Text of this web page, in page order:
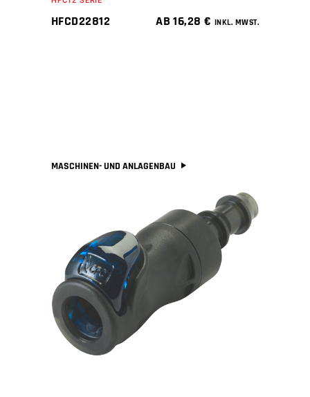
HFCD22812 AB16,28€ INKL. MWST.
MASCHINEN- UND ANLAGENBAU